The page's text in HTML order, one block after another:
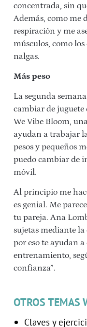
concentrada, sin
Además, como me
respiración y me
músculos, como
nalgas.
Más peso
La segunda
cambiar de
We Vibe Bloom,
ayudan a trabajar
pesos y pequeños
puedo cambiar de
móvil.
Al principio me
es genial. Me
tu pareja. Ana
sujetas mediante
por eso te ayudan
entrenamiento,
confianza”.
OTROS TEMAS
Claves y